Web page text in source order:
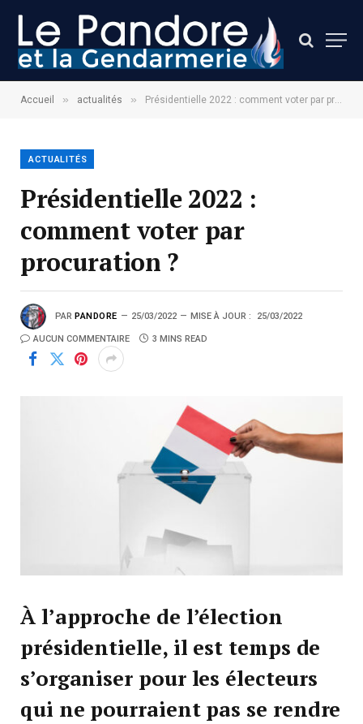
Accueil » actualités » Présidentielle 2022 : comment voter par procuration ?
ACTUALITÉS
Présidentielle 2022 :
comment voter par
procuration ?
PAR PANDORE 25/03/2022 MISE À JOUR : 25/03/2022
AUCUN COMMENTAIRE 3 MINS READ
À l’approche de l’élection
présidentielle, il est temps de
s’organiser pour les électeurs
qui ne pourraient pas se rendre